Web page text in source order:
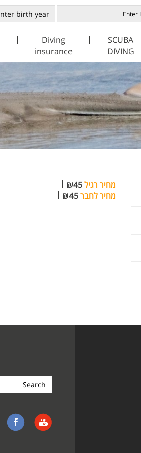
SCUBA
DIVING
Diving
insurance
מחיר רגיל₪45
מחיר לחבר₪45
Search
the